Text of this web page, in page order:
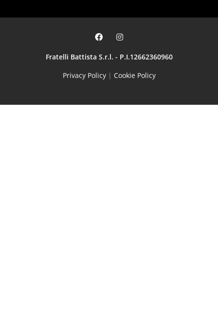
Fratelli Battista S.r.l. - P.I.12662360960
Privacy Policy| Cookie Policy